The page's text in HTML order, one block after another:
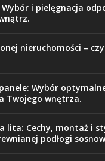
i pielęgnacja
nieruchomości –
Wybór
Twojego wnętrza.
lita: Cechy, montaż i
podłogi